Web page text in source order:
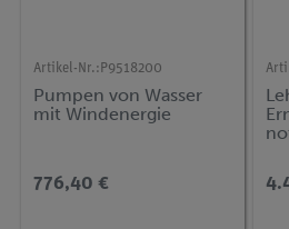
Artikel-Nr.: P9518200
Pumpen von Wasser
mit Windenergie
776,40 €